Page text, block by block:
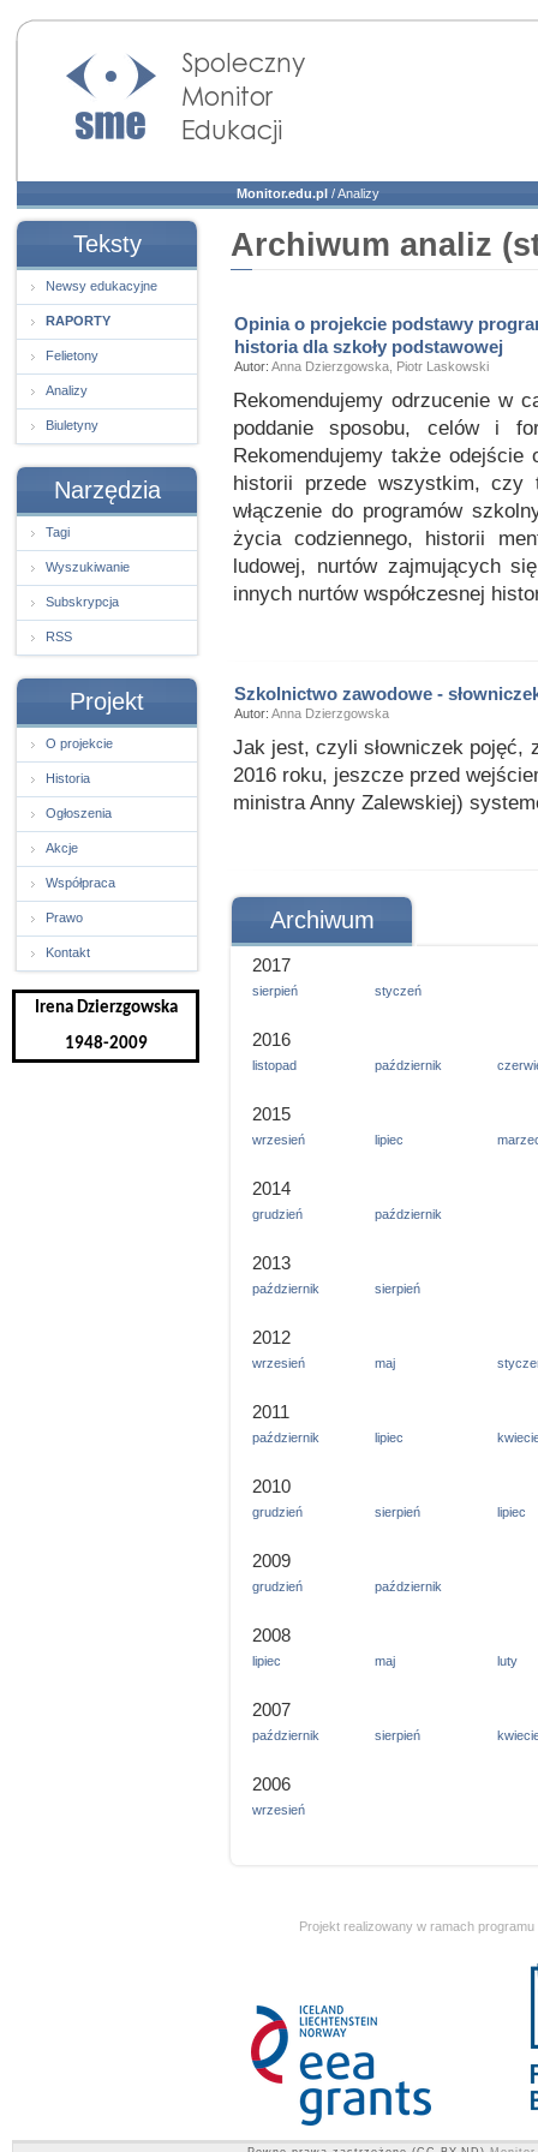
Społeczny Monitor
Edukacji
Monitor.edu.pl /Analizy
Teksty
Newsy edukacyjne
RAPORTY
Felietony
Analizy
Biuletyny
Narzędzia
Tagi
Wyszukiwanie
Subskrypcja
RSS
Projekt
O projekcie
Historia
Ogłoszenia
Akcje
Współpraca
Prawo
Kontakt
Irena Dzierzgowska
1948-2009
Archiwum analiz
Opinia o projekcie podstawy
historia dla szkoły podstawowej
Autor: Anna Dzierzgowska, Piotr Laskowski
Rekomendujemy odrzucenie w
poddanie sposobu, celów i
Rekomendujemy także
historii przede wszystkim, czy
włączenie do programów
życia codziennego, historii
ludowej, nurtów zajmujących
innych nurtów współczesnej
Szkolnictwo zawodowe -
Autor: Anna Dzierzgowska
Jak jest, czyli słowniczek pojęć,
2016 roku, jeszcze przed
ministra Anny Zalewskiej)
Archiwum
2017
sierpień styczeń
2016
listopad październik
2015
wrzesień lipiec
2014
grudzień październik
2013
październik sierpień
2012
wrzesień maj
2011
październik lipiec
2010
grudzień sierpień lipiec
2009
grudzień październik
2008
lipiec maj luty
2007
październik sierpień
2006
wrzesień
Projekt realizowany w ramach